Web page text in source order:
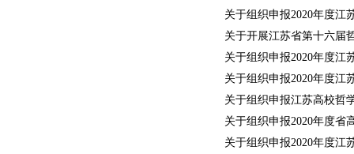
关于组织申报2020年度江
关于开展江苏省第十六届
关于组织申报2020年度江
关于组织申报2020年度江
关于组织申报江苏高校哲
关于组织申报2020年度省
关于组织申报2020年度江